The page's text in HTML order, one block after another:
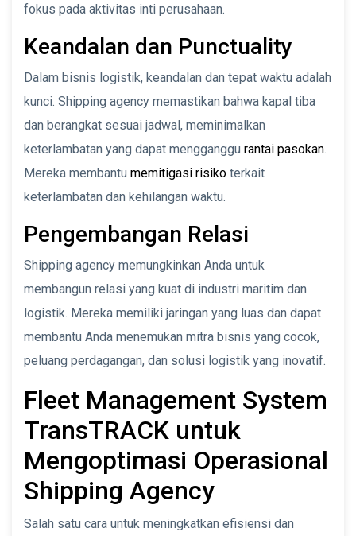
fokus pada aktivitas inti perusahaan.
Keandalan dan Punctuality
Dalam bisnis logistik, keandalan dan tepat waktu adalah
kunci. Shipping agency memastikan bahwa kapal tiba
dan berangkat sesuai jadwal, meminimalkan
keterlambatan yang dapat mengganggu rantai pasokan.
Mereka membantu memitigasi risiko terkait
keterlambatan dan kehilangan waktu.
Pengembangan Relasi
Shipping agency memungkinkan Anda untuk
membangun relasi yang kuat di industri maritim dan
logistik. Mereka memiliki jaringan yang luas dan dapat
membantu Anda menemukan mitra bisnis yang cocok,
peluang perdagangan, dan solusi logistik yang inovatif.
Fleet Management System
TransTRACK untuk
Mengoptimasi Operasional
Shipping Agency
Salah satu cara untuk meningkatkan efisiensi dan